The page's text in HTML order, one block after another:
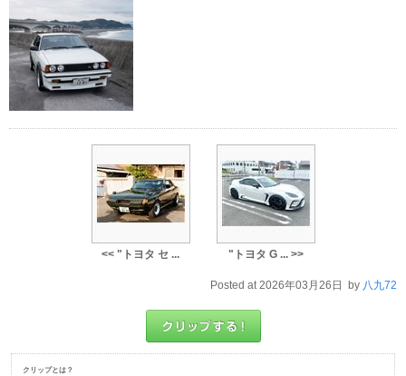
<< "トヨタ セ ... "トヨタ G ... >>
Posted at 2026年03月26日 by 八九72
クリップとは？